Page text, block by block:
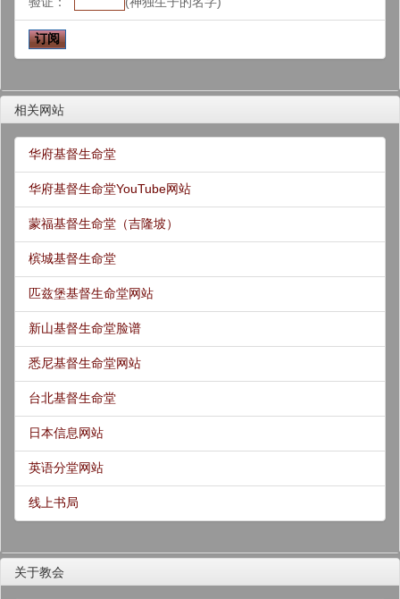
相关网站
华府基督生命堂
华府基督生命堂YouTube网站
蒙福基督生命堂（吉隆坡）
槟城基督生命堂
匹兹堡基督生命堂网站
新山基督生命堂脸谱
悉尼基督生命堂网站
台北基督生命堂
日本信息网站
英语分堂网站
线上书局
关于教会